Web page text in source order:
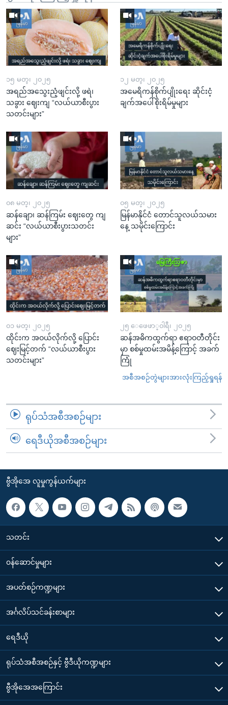
၁၅ မတ္၊ ၂၀၂၅
အရည်အသွေးညံ့ဖျင်းလို့ ဖရဲ၊
သခွား ဈေးကျ “လယ်ယာစီးပွား
သတင်းများ”
၁၂ မတ္၊ ၂၀၂၅
အမေရိကန်စိုက်ပျိုးရေး ဆိုင်းငံ့
ချက်အပေါ်စိုးရိမ်မှုများ
၀၈ မတ္၊ ၂၀၂၅
ဆန်ချော၊ ဆန်ကြမ်း ဈေးတွေ ကျ
ဆင်း “လယ်ယာစီးပွားသတင်း
များ”
၀၅ မတ္၊ ၂၀၂၅
မြန်မာနိုင်ငံ တောင်သူလယ်သမား
နေ့ သမိုင်းကြောင်း
၀၁ မတ္၊ ၂၀၂၅
ထိုင်းက အဝယ်လိုက်လို့ ပြောင်း
ဈေးမြင့်တက် “လယ်ယာစီးပွား
သတင်းများ”
၂၅ ေဖေဖာ္၀ါရီ၊ ၂၀၂၅
ဆန်အဓိကထွက်ရာ ဧရာဝတီတိုင်း
မှာ စစ်မှုထမ်းအမိန့်ကြောင့် အခက်
ကြုံ
အစီအစဉ်တွဲများအားလုံးကြည့်ရှုရန်
ရုပ်သံအစီအစဉ်များ
ရေဒီယိုအစီအစဉ်များ
ဗွီအိုအေ လူမှုကွန်ယက်များ
သတင်း
၀န်ဆောင်မှုများ
အပတ်စဉ်ကဏ္ဍများ
အင်္ဂလိပ်သင်ခန်းစာများ
ရေဒီယို
ရုပ်သံအစီအစဉ်နှင့် ဗွီဒီယိုကဏ္ဍများ
ဗွီအိုအေအကြောင်း